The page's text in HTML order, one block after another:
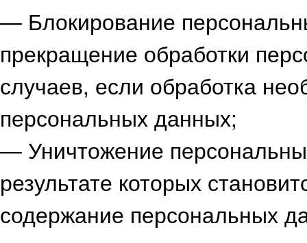
— Блокирование
прекращение обработки
случаев, если обработка
персональных данных;
— Уничтожение
результате которых
содержание персональных